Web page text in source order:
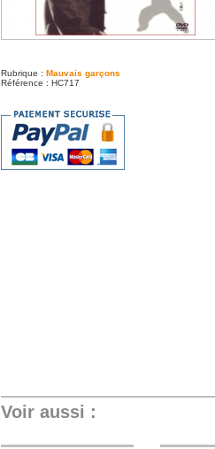
Rubrique : Mauvais garçons
Référence : HC717
Voir aussi :